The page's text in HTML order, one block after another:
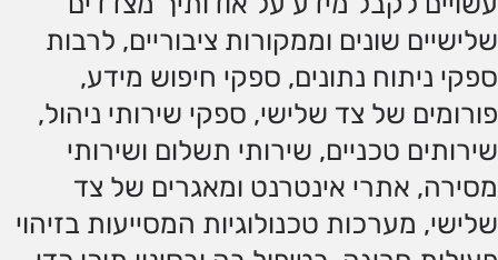
שלישיים שונים וממקורות ציבוריים, לרבות
ספקי ניתוח נתונים, ספקי חיפוש מידע,
פורומים של צד שלישי, ספקי שירותי ניהול,
שירותים טכניים, שירותי תשלום ושירותי
מסירה, אתרי אינטרנט ומאגרים של צד
שלישי, מערכות טכנולוגיות המסייעות בזיהוי